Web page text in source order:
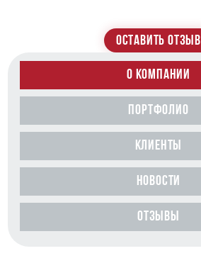
ОСТАВИТЬ ОТЗЫВ
О КОМПАНИИ
ПОРТФОЛИО
КЛИЕНТЫ
НОВОСТИ
ОТЗЫВЫ